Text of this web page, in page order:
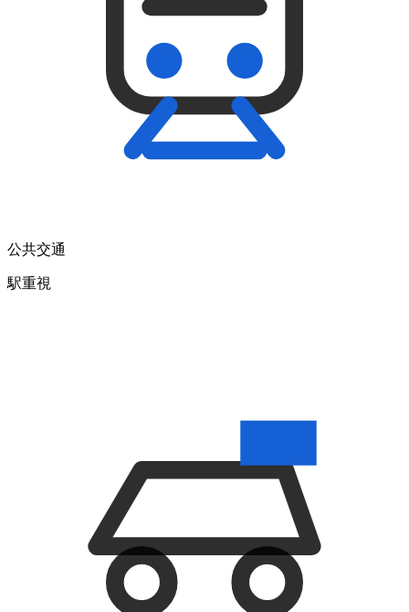
公共交通
駅重視